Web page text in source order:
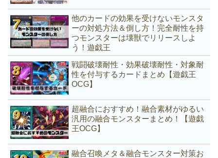
他のカードの効果を受けないモンスタ
ーの対処方法＆倒し方！完全耐性を持
つモンスターは壊獣でリリースしよ
う！遊戯王
戦闘破壊耐性・効果破壊耐性・対象耐
性を付与するカードまとめ【遊戯王
OCG】
超融合におすすめ！融合素材がゆるい
汎用の融合モンスターまとめ！【遊戯
王OCG】
融合召喚メタ＆融合モンスター対策お